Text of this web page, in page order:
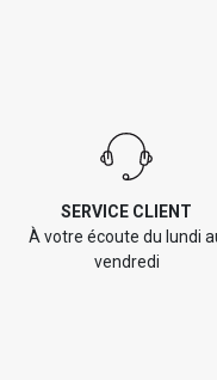
SERVICE CLIENT
À votre écoute du lundi
vendredi